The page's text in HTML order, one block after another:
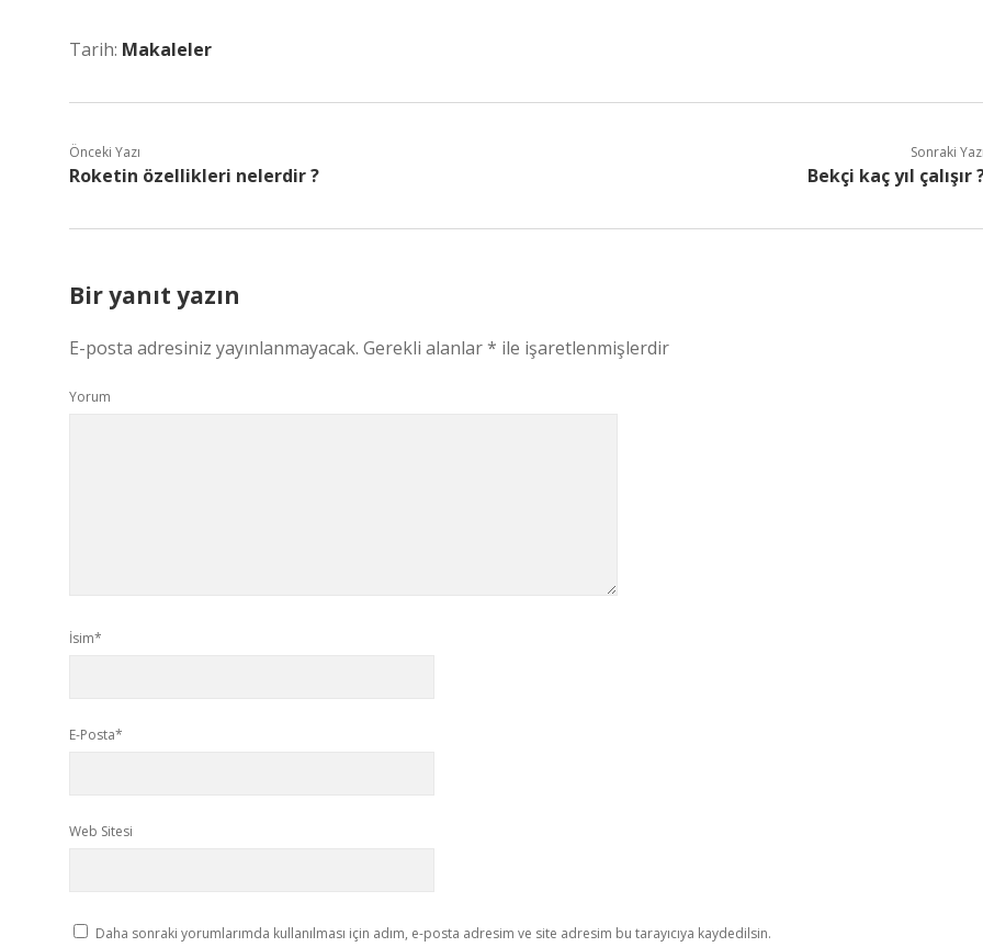
Tarih: Makaleler
Önceki Yazı
Roketin özellikleri nelerdir ?
Sonraki Yazı
Bekçi kaç yıl çalışır
Bir yanıt yazın
E-posta adresiniz yayınlanmayacak. Gerekli alanlar* ile işaretlenmişlerdir
Yorum
İsim*
E-Posta*
Web Sitesi
Daha sonraki yorumlarımda kullanılması için adım, e-posta adresim ve site adresim bu tarayıcıya kaydedilsin.